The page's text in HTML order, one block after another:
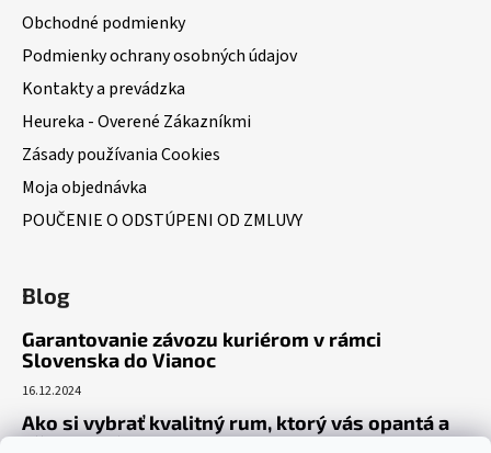
Obchodné podmienky
Podmienky ochrany osobných údajov
Kontakty a prevádzka
Heureka - Overené Zákazníkmi
Zásady používania Cookies
Moja objednávka
POUČENIE O ODSTÚPENI OD ZMLUVY
Blog
Garantovanie závozu kuriérom v rámci
Slovenska do Vianoc
16.12.2024
Ako si vybrať kvalitný rum, ktorý vás opantá a
už nepustí?